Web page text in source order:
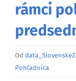
rámci
Od
Pohľadnica